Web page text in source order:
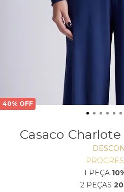
40% OFF
Casaco
1 PEÇA
2 PEÇAS